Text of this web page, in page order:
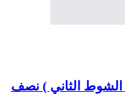
22-23 إسبانيا ( الشوط الثاني ) نصف